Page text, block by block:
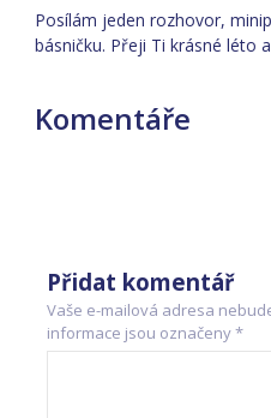
Posílám jeden rozhovor,
básničku. Přeji Ti krásné léto
Komentáře
Přidat komentář
Vaše e-mailová adresa
informace jsou označeny*